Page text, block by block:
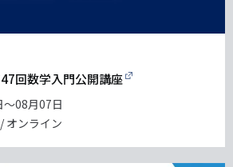
回数学入門公開講座
08月07日
オンライン